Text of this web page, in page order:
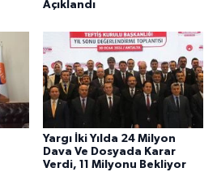
Açıklandı
Yargı İki Yılda 24 Milyon
Dava Ve Dosyada Karar
Verdi, 11 Milyonu Bekliyor